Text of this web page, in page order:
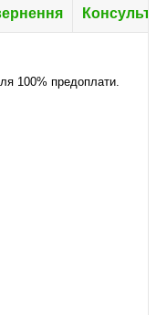
100% предоплати.